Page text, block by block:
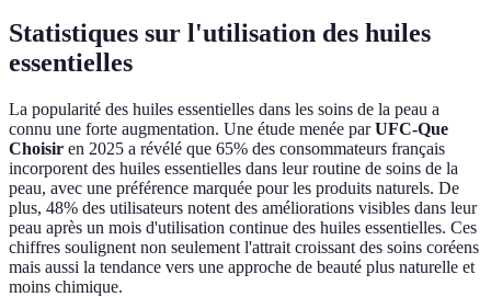
Statistiques sur l'utilisation des huiles
essentielles
La popularité des huiles essentielles dans les soins de la peau a
connu une forte augmentation. Une étude menée parUFC-Que
Choisir en 2025 a révélé que 65% des consommateurs français
incorporent des huiles essentielles dans leur routine de soins de la
peau, avec une préférence marquée pour les produits naturels. De
plus, 48% des utilisateurs notent des améliorations visibles dans leur
peau après un mois d'utilisation continue des huiles essentielles. Ces
chiffres soulignent non seulement l'attrait croissant des soins coréens
mais aussi la tendance vers une approche de beauté plus naturelle et
moins chimique.